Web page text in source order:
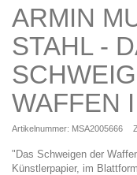
ARMIN
STAHL -
WAFFEN I
Artikelnummer: MSA2005666
"Das Schweigen der
Künstlerpapier, im